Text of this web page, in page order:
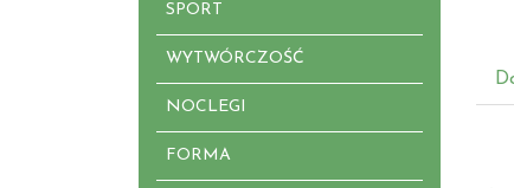
SPORT
WYTWÓRCZOŚĆ
NOCLEGI
FORMA